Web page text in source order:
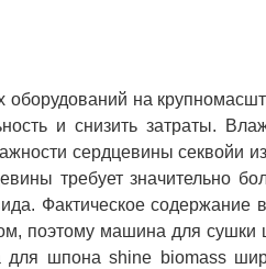
на
и снизить затраты.
сердцевины секвойи
требует значительно
Фактическое содержание
поэтому машина для сушки
шпона shine biomass